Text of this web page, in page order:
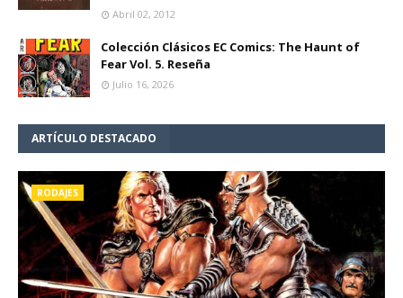
Abril 02, 2012
Colección Clásicos EC Comics: The Haunt of
Fear Vol. 5. Reseña
Julio 16, 2026
ARTÍCULO DESTACADO
RODAJES